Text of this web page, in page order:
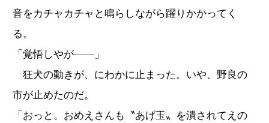
音をカチャカチャと鳴らしながら躍りかかってく
る。
「覚悟しやが――」
狂犬の動きが、にわかに止まった。いや、野良の
市が止めたのだ。
「おっと。おめえさんも〝あげ玉〟を潰されてえの